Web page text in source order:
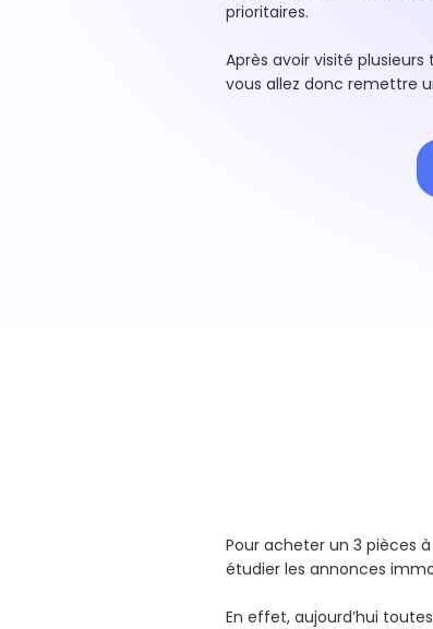
prioritaires.
Après avoir visité plusieurs
vous allez donc remettre
Pour acheter un 3 pièces
étudier les annonces
En effet, aujourd’hui